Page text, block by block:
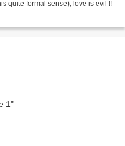
quite formal sense), love is evil !!